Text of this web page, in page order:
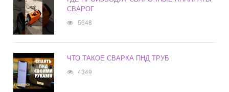
СВАРОГ
5648
ЧТО ТАКОЕ СВАРКА ПНД ТРУБ
4349